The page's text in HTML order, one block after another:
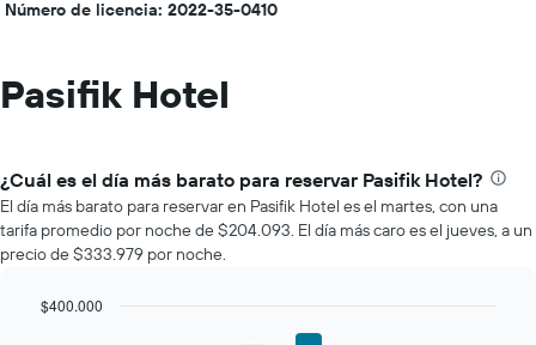
Número de licencia: 2022-35-0410
Pasifik Hotel
¿Cuál es el día más barato para reservar Pasifik Hotel?
El día más barato para reservar en Pasifik Hotel es el martes, con una
tarifa promedio por noche de $204.093. El día más caro es el jueves, a un
precio de $333.979 por noche.
$400.000